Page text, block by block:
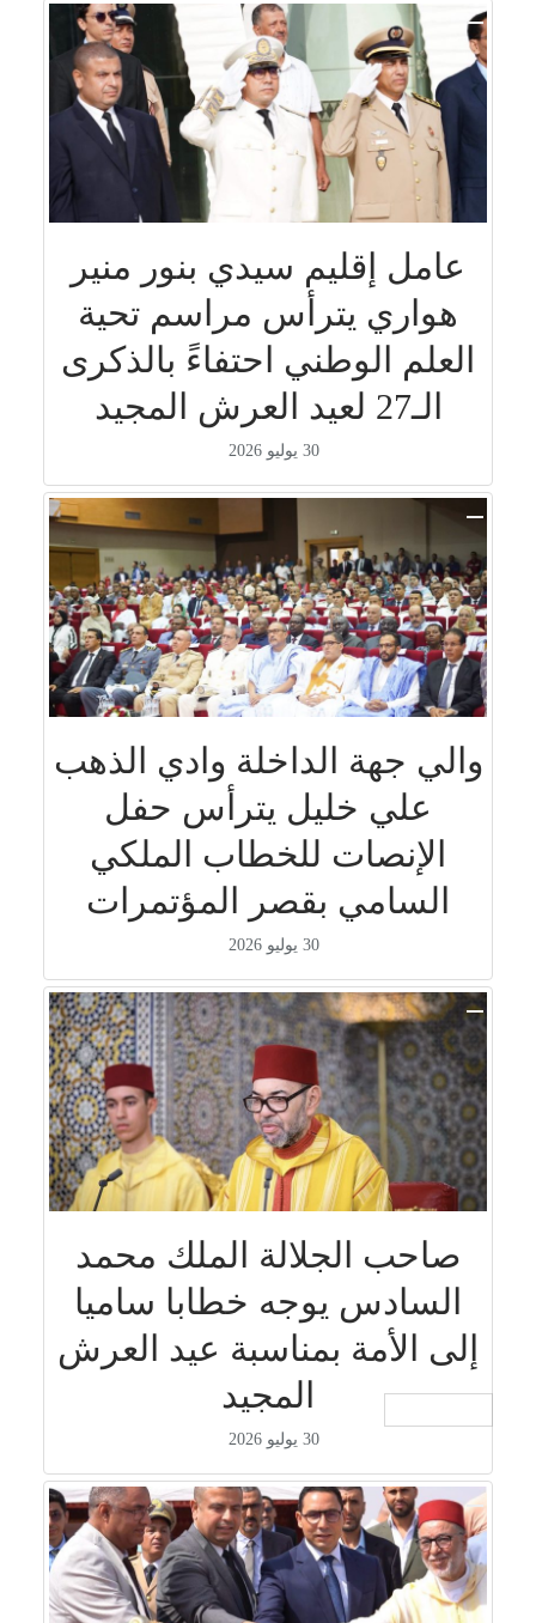
عامل إقليم سيدي بنور منير
هواري يترأس مراسم تحية
العلم الوطني احتفاءً بالذكرى
الـ27 لعيد العرش المجيد
30 يوليو 2026
والي جهة الداخلة وادي الذهب
علي خليل يترأس حفل
الإنصات للخطاب الملكي
السامي بقصر المؤتمرات
30 يوليو 2026
صاحب الجلالة الملك محمد
السادس يوجه خطابا ساميا
إلى الأمة بمناسبة عيد العرش
المجيد
30 يوليو 2026